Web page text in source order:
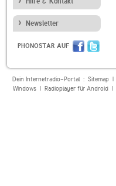
Newsletter
PHONOSTAR AUF
Dein Internetradio-Portal : Sitemap|
Windows| Radioplayer für Android|